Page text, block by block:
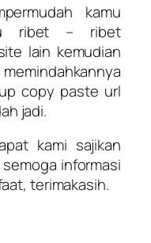
kamu
ribet – ribet
lain kemudian
copy paste url
jadi.
kami sajikan
informasi
terimakasih.